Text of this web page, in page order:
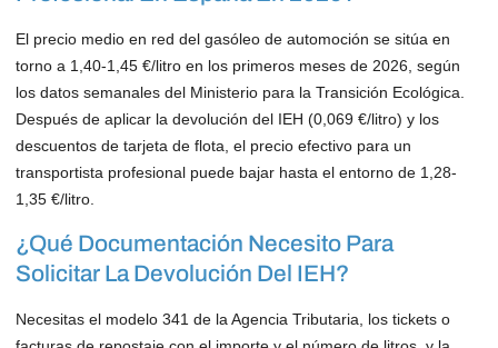
El precio medio en red del gasóleo de automoción se sitúa en
torno a 1,40-1,45 €/litro en los primeros meses de 2026, según
los datos semanales del Ministerio para la Transición Ecológica.
Después de aplicar la devolución del IEH (0,069 €/litro) y los
descuentos de tarjeta de flota, el precio efectivo para un
transportista profesional puede bajar hasta el entorno de 1,28-
1,35 €/litro.
¿Qué Documentación Necesito Para
Solicitar La Devolución Del IEH?
Necesitas el modelo 341 de la Agencia Tributaria, los tickets o